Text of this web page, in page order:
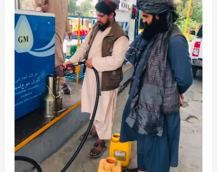
3
ټرمپ : د امریکا د وسلو زېرمتونونه لا هم ډېر
دي
sharqnewsglobal.com
August 6, 2026
0
4
آمریکا
ټرمپ : ایران سره خبرې د پوځي اقدام پر ځای
غوره بولي
sharqnewsglobal.com
August 6, 2026
0
افغانستان
کورنیو چارو وزارت: حیرتان کې د بهرنیو
اسعارو د قاچاق هڅه شنډه شوه
sharqnewsglobal.com
August 6, 2026
0